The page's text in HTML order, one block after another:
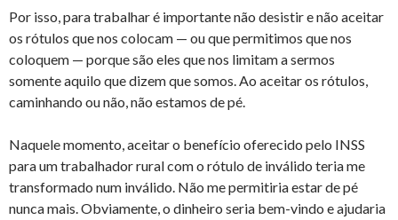
Por isso, para trabalhar é importante não desistir e não aceitar
os rótulos que nos colocam — ou que permitimos que nos
coloquem — porque são eles que nos limitam a sermos
somente aquilo que dizem que somos. Ao aceitar os rótulos,
caminhando ou não, não estamos de pé.
Naquele momento, aceitar o benefício oferecido pelo INSS
para um trabalhador rural com o rótulo de inválido teria me
transformado num inválido. Não me permitiria estar de pé
nunca mais. Obviamente, o dinheiro seria bem-vindo e ajudaria